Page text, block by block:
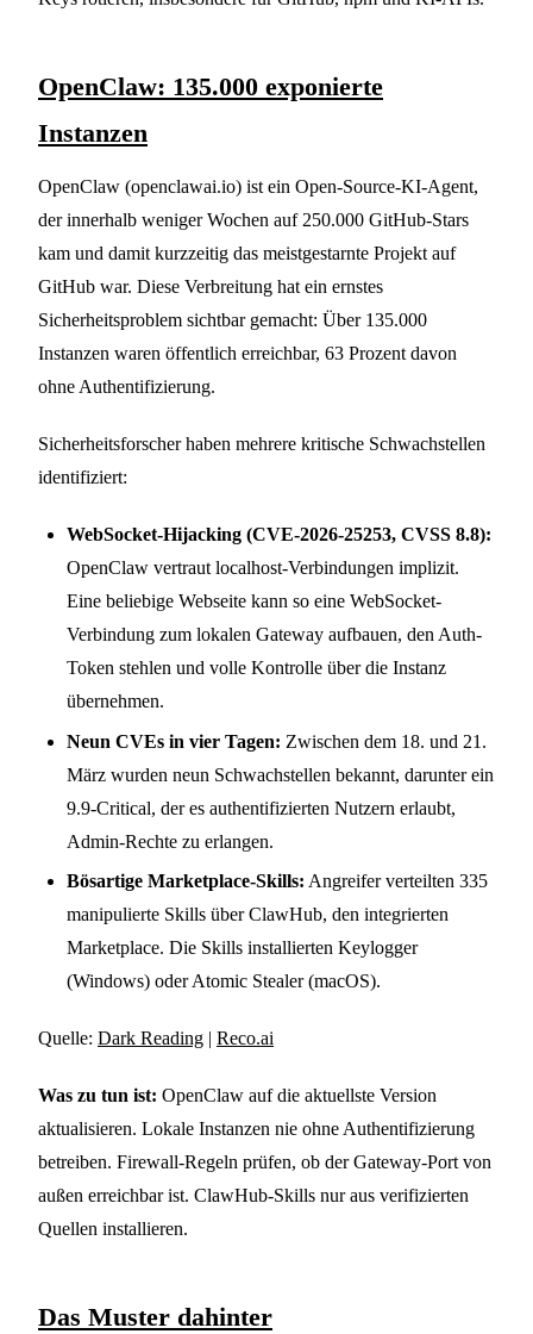
OpenClaw: 135.000 exponierte
Instanzen
OpenClaw (openclawai.io) ist ein Open-Source-KI-Agent,
der innerhalb weniger Wochen auf 250.000 GitHub-Stars
kam und damit kurzzeitig das meistgestarnte Projekt auf
GitHub war. Diese Verbreitung hat ein ernstes
Sicherheitsproblem sichtbar gemacht: Über 135.000
Instanzen waren öffentlich erreichbar, 63 Prozent davon
ohne Authentifizierung.
Sicherheitsforscher haben mehrere kritische Schwachstellen
identifiziert:
WebSocket-Hijacking (CVE-2026-25253, CVSS 8.8):
OpenClaw vertraut localhost-Verbindungen implizit.
Eine beliebige Webseite kann so eine WebSocket-
Verbindung zum lokalen Gateway aufbauen, den Auth-
Token stehlen und volle Kontrolle über die Instanz
übernehmen.
Neun CVEs in vier Tagen: Zwischen dem 18. und 21.
März wurden neun Schwachstellen bekannt, darunter ein
9.9-Critical, der es authentifizierten Nutzern erlaubt,
Admin-Rechte zu erlangen.
Bösartige Marketplace-Skills: Angreifer verteilten 335
manipulierte Skills über ClawHub, den integrierten
Marketplace. Die Skills installierten Keylogger
(Windows) oder Atomic Stealer (macOS).
Quelle: Dark Reading | Reco.ai
Was zu tun ist: OpenClaw auf die aktuellste Version
aktualisieren. Lokale Instanzen nie ohne Authentifizierung
betreiben. Firewall-Regeln prüfen, ob der Gateway-Port von
außen erreichbar ist. ClawHub-Skills nur aus verifizierten
Quellen installieren.
Das Muster dahinter